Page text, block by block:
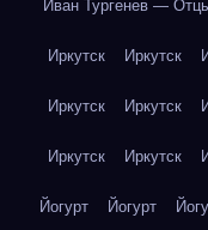
Иван Тургенев —
Иркутск Иркутск
Иркутск Иркутск
Иркутск Иркутск
Йогурт Йогурт